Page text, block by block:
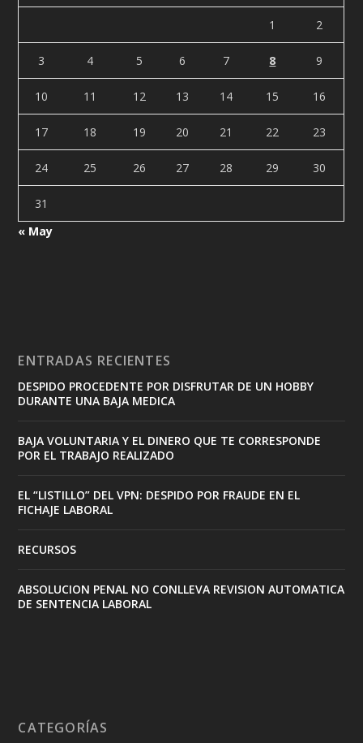
1 2
3 4 5 6 7 8 9
10 11 12 13 14 15 16
17 18 19 20 21 22 23
24 25 26 27 28 29 30
31
« May
ENTRADAS RECIENTES
DESPIDO PROCEDENTE POR DISFRUTAR DE UN HOBBY
DURANTE UNA BAJA MEDICA
BAJA VOLUNTARIA Y EL DINERO QUE TE CORRESPONDE
POR EL TRABAJO REALIZADO
EL “LISTILLO” DEL VPN: DESPIDO POR FRAUDE EN EL
FICHAJE LABORAL
RECURSOS
ABSOLUCION PENAL NO CONLLEVA REVISION AUTOMATICA
DE SENTENCIA LABORAL
CATEGORÍAS